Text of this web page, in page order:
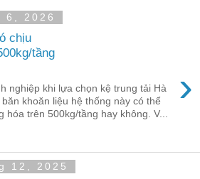
6, 2026
chịu
tầng
›
nghiệp khi lựa chọn kệ trung tải Hà
khoăn liệu hệ thống này có thể
hóa trên 500kg/tầng hay không. V...
12, 2025